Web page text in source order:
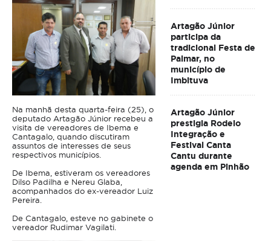
Na manhã desta quarta-feira (25), o
deputado Artagão Júnior recebeu a
visita de vereadores de Ibema e
Cantagalo, quando discutiram
assuntos de interesses de seus
respectivos municípios.
De Ibema, estiveram os vereadores
Dilso Padilha e Nereu Glaba,
acompanhados do ex-vereador Luiz
Pereira.
De Cantagalo, esteve no gabinete o
vereador Rudimar Vagilati.
Artagão Júnior
participa da
tradicional Festa de
Palmar, no
município de
Imbituva
Artagão Júnior
prestigia Rodeio
Integração e
Festival Canta
Cantu durante
agenda em Pinhão